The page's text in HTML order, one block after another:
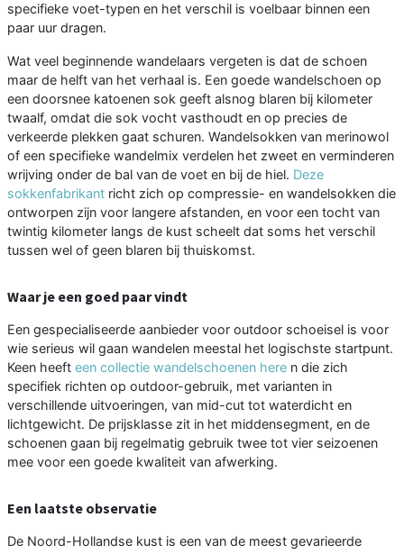
specifieke voet-typen en het verschil is voelbaar binnen een
paar uur dragen.
Wat veel beginnende wandelaars vergeten is dat de schoen
maar de helft van het verhaal is. Een goede wandelschoen op
een doorsnee katoenen sok geeft alsnog blaren bij kilometer
twaalf, omdat die sok vocht vasthoudt en op precies de
verkeerde plekken gaat schuren. Wandelsokken van merinowol
of een specifieke wandelmix verdelen het zweet en verminderen
wrijving onder de bal van de voet en bij de hiel. Deze
sokkenfabrikant richt zich op compressie- en wandelsokken die
ontworpen zijn voor langere afstanden, en voor een tocht van
twintig kilometer langs de kust scheelt dat soms het verschil
tussen wel of geen blaren bij thuiskomst.
Waar je een goed paar vindt
Een gespecialiseerde aanbieder voor outdoor schoeisel is voor
wie serieus wil gaan wandelen meestal het logischste startpunt.
Keen heeft een collectie wandelschoenen here n die zich
specifiek richten op outdoor-gebruik, met varianten in
verschillende uitvoeringen, van mid-cut tot waterdicht en
lichtgewicht. De prijsklasse zit in het middensegment, en de
schoenen gaan bij regelmatig gebruik twee tot vier seizoenen
mee voor een goede kwaliteit van afwerking.
Een laatste observatie
De Noord-Hollandse kust is een van de meest gevarieerde